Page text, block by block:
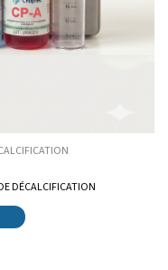
DÉCALCIFICATION